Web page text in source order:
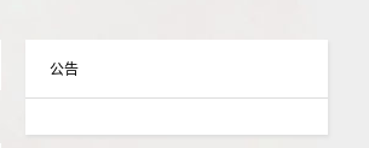
公告